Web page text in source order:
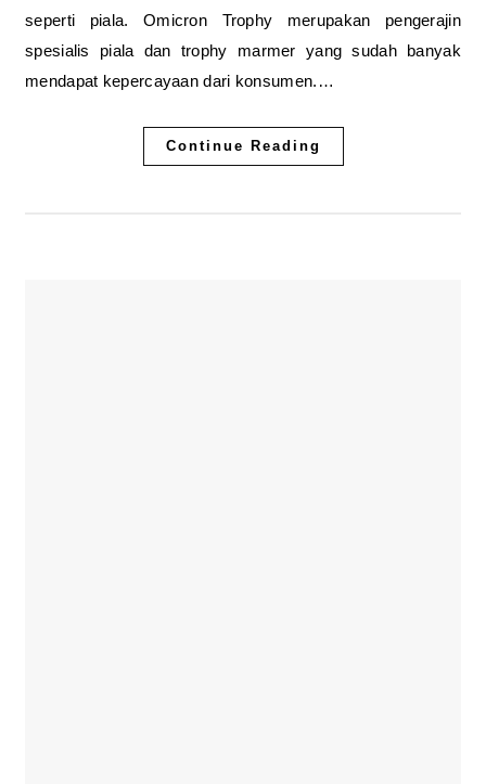
seperti piala. Omicron Trophy merupakan pengerajin
spesialis piala dan trophy marmer yang sudah banyak
mendapat kepercayaan dari konsumen.…
Continue Reading